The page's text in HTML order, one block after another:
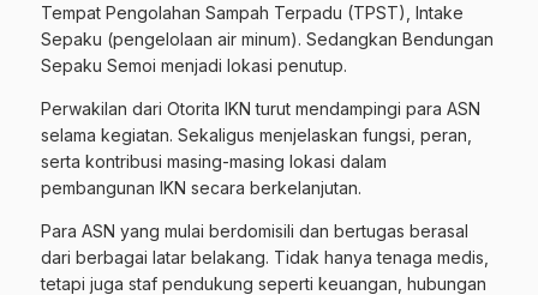
Tempat Pengolahan Sampah Terpadu (TPST), Intake
Sepaku (pengelolaan air minum). Sedangkan Bendungan
Sepaku Semoi menjadi lokasi penutup.
Perwakilan dari Otorita IKN turut mendampingi para ASN
selama kegiatan. Sekaligus menjelaskan fungsi, peran,
serta kontribusi masing-masing lokasi dalam
pembangunan IKN secara berkelanjutan.
Para ASN yang mulai berdomisili dan bertugas berasal
dari berbagai latar belakang. Tidak hanya tenaga medis,
tetapi juga staf pendukung seperti keuangan, hubungan